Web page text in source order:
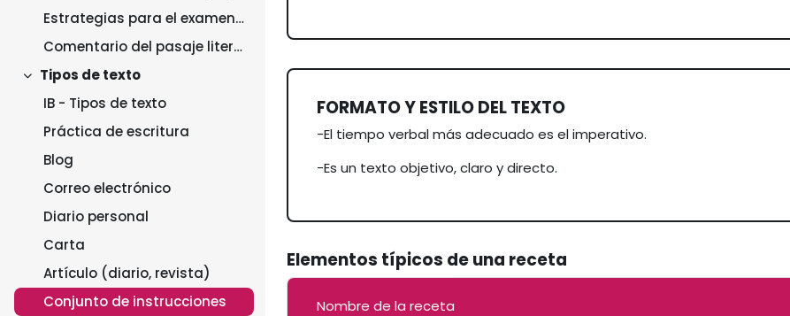
Estrategias para el examen oral individual (NS)
Comentario del pasaje literario
Collapse
Tipos de texto
IB - Tipos de texto
Práctica de escritura
Blog
Correo electrónico
Diario personal
Carta
Artículo (diario, revista)
Conjunto de instrucciones
FORMATO Y ESTILO DEL TEXTO
-El tiempo verbal más adecuado es el imperativo.
-Es un texto objetivo, claro y directo.
Elementos típicos de una receta
Nombre de la receta